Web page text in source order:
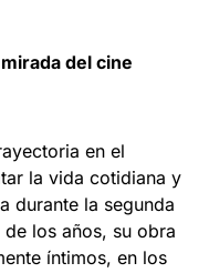
del cine
en el
la vida cotidiana y
durante la segunda
los años, su obra
íntimos, en los